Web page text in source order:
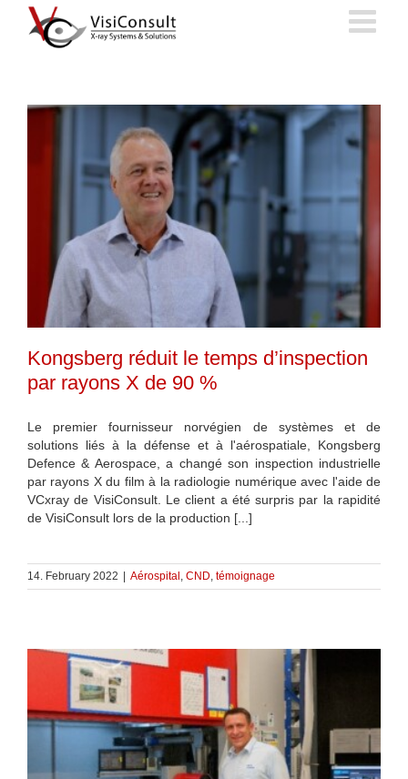
Kongsberg réduit le temps d’inspection
par rayons X de 90 %
Le premier fournisseur norvégien de systèmes et de
solutions liés à la défense et à l'aérospatiale, Kongsberg
Defence & Aerospace, a changé son inspection industrielle
par rayons X du film à la radiologie numérique avec l'aide de
VCxray de VisiConsult. Le client a été surpris par la rapidité
de VisiConsult lors de la production [...]
14. February 2022 Aérospital , CND, témoignage